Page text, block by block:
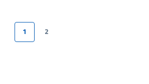
Pagina precedente
Pagina
1 Pagina
2